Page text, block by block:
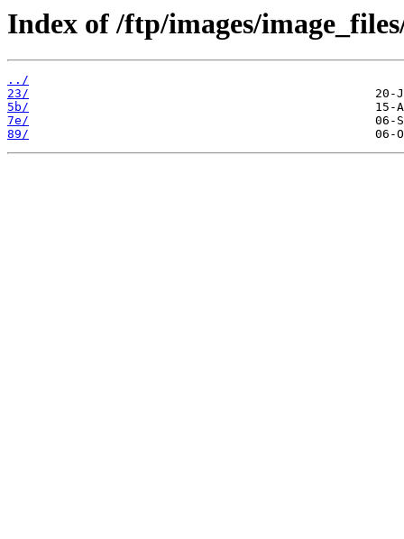
Index of /ftp/images/
../
23/
5b/
7e/
89/